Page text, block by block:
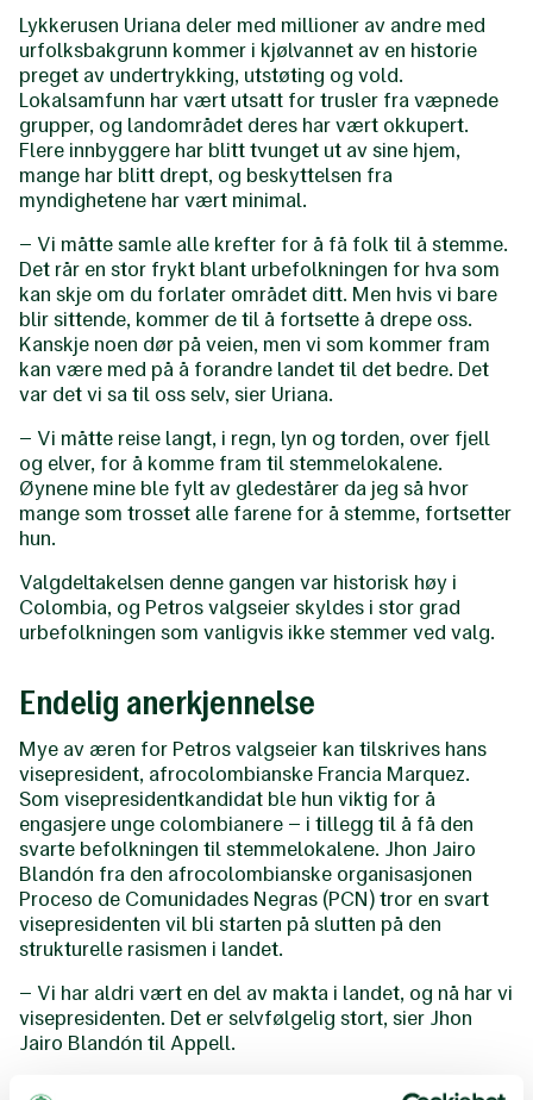
Lykkerusen Uriana deler med millioner av andre med
urfolksbakgrunn kommer i kjølvannet av en historie
preget av undertrykking, utstøting og vold.
Lokalsamfunn har vært utsatt for trusler fra væpnede
grupper, og landområdet deres har vært okkupert.
Flere innbyggere har blitt tvunget ut av sine hjem,
mange har blitt drept, og beskyttelsen fra
myndighetene har vært minimal.
– Vi måtte samle alle krefter for å få folk til å stemme.
Det rår en stor frykt blant urbefolkningen for hva som
kan skje om du forlater området ditt. Men hvis vi bare
blir sittende, kommer de til å fortsette å drepe oss.
Kanskje noen dør på veien, men vi som kommer fram
kan være med på å forandre landet til det bedre. Det
var det vi sa til oss selv, sier Uriana.
– Vi måtte reise langt, i regn, lyn og torden, over fjell
og elver, for å komme fram til stemmelokalene.
Øynene mine ble fylt av gledestårer da jeg så hvor
mange som trosset alle farene for å stemme, fortsetter
hun.
Valgdeltakelsen denne gangen var historisk høy i
Colombia, og Petros valgseier skyldes i stor grad
urbefolkningen som vanligvis ikke stemmer ved valg.
Endelig anerkjennelse
Mye av æren for Petros valgseier kan tilskrives hans
visepresident, afrocolombianske Francia Marquez.
Som visepresidentkandidat ble hun viktig for å
engasjere unge colombianere – i tillegg til å få den
svarte befolkningen til stemmelokalene. Jhon Jairo
Blandón fra den afrocolombianske organisasjonen
Proceso de Comunidades Negras (PCN) tror en svart
visepresidenten vil bli starten på slutten på den
strukturelle rasismen i landet.
– Vi har aldri vært en del av makta i landet, og nå har vi
visepresidenten. Det er selvfølgelig stort, sier Jhon
Jairo Blandón til Appell.
I likhet med urbefolkningen er den afrocolombianske